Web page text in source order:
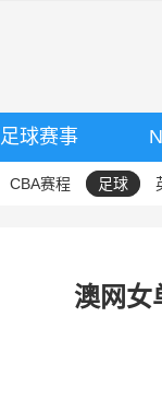
足球赛事
CBA赛程 足球
澳网女